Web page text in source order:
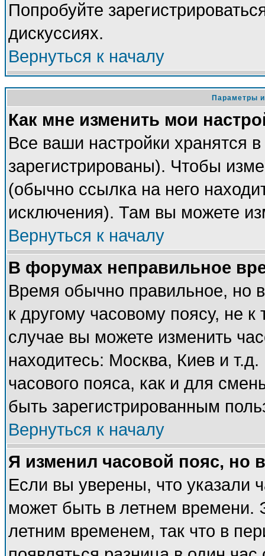
Попробуйте
дискуссиях.
Вернуться к началу
Параметры
Как мне изменить мои
Все ваши настройки хранятся
зарегистрированы). Чтобы
(обычно ссылка на него
исключения). Там вы можете
Вернуться к началу
В форумах неправильное
Время обычно правильное, но
к другому часовому поясу, не
случае вы можете изменить
находитесь: Москва, Киев и
часового пояса, как и для
быть зарегистрированным
Вернуться к началу
Я изменил часовой пояс, но
Если вы уверены, что указали
может быть в летнем времени.
летним временем, так что в